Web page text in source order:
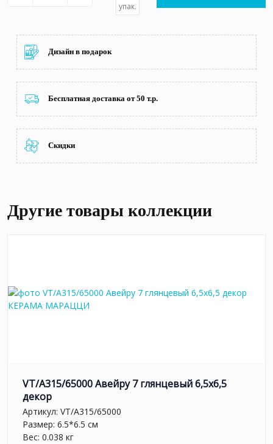
упак.
Дизайн в подарок
Бесплатная доставка от 50 т.р.
Скидки
Другие товары коллекции
VT/A315/65000 Авейру 7 глянцевый 6,5х6,5
декор
Артикул: VT/A315/65000
Размер: 6.5*6.5 см
Вес: 0.038 кг